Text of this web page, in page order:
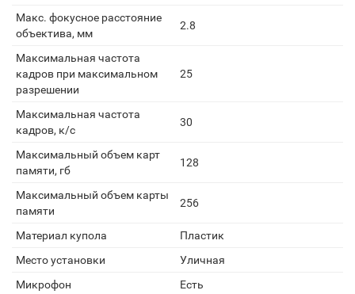
Макс. фокусное расстояние
объектива, мм
2.8
Максимальная частота
кадров при максимальном
разрешении
25
Максимальная частота
кадров, к/с
30
Максимальный объем карт
памяти, гб
128
Максимальный объем карты
памяти
256
Материал купола
Пластик
Место установки
Уличная
Микрофон
Есть